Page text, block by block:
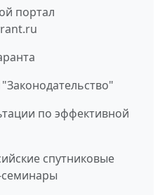
портал
по эффективной
спутниковые